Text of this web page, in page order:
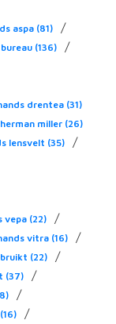
aspa (81) /
(136) /
drentea (31)
miller (26)
lensvelt (35) /
vepa (22) /
vitra (16) /
(22) /
(37) /
/
(16) /